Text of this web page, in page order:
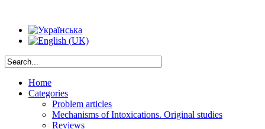
Home
Categories
Problem articles
Mechanisms of Intoxications. Original studies
Reviews